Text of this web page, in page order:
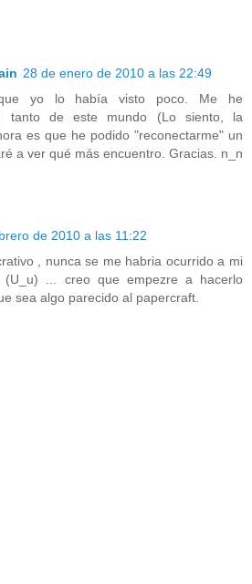
28 de enero de 2010 a las 22:49
yo lo había visto poco. Me he
tanto de este mundo (Lo siento, la
es que he podido "reconectarme" un
a ver qué más encuentro. Gracias. n_n
de 2010 a las 11:22
, nunca se me habria ocurrido a mi
(U_u) ... creo que empezre a hacerlo
sea algo parecido al papercraft.